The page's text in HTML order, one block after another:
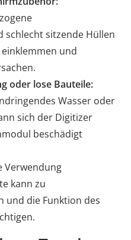
schlecht sitzende Hüllen
und
oder lose Bauteile:
Wasser oder
sich der Digitizer
beschädigt
Verwendung
kann zu
die Funktion des